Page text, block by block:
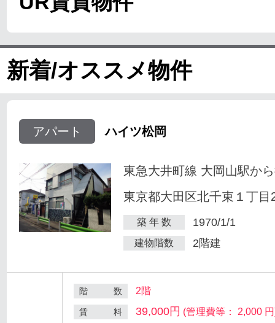
新着/オススメ物件
アパート ハイツ松岡
東急大井町線 大岡山駅か
東京都大田区北千束１丁目
築 年 数 1970/1/1
建物階数 2階建
階 数 2階
賃 料 39,000円 (管理費等： 2,000